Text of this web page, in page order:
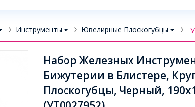
Инструменты Ювелирные Плоскогубцы
Набор Железных
Бижутерии в Блистере,
Плоскогубцы, Черный,